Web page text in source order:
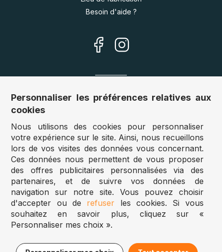
Besoin d'aide ?
Nos sites
Autriche :www.puzzle.at
Belgique :www.puzzle.be
Royaume Uni :
www.jigsawpuzzle.co.uk
Accès revendeurs / détaillants
Vous avez un magasin ?
Vous souhaitez accéder à nos prix revendeurs ?
Puzzle.be 2025
Personnaliser les préférences relatives aux
cookies
Nous utilisons des cookies pour personnaliser
votre expérience sur le site. Ainsi, nous recueillons
lors de vos visites des données vous concernant.
Ces données nous permettent de vous proposer
des offres publicitaires personnalisées via des
partenaires, et de suivre vos données de
navigation sur notre site. Vous pouvez choisir
d'accepter ou de refuser les cookies. Si vous
souhaitez en savoir plus, cliquez sur «
Personnaliser mes choix ».